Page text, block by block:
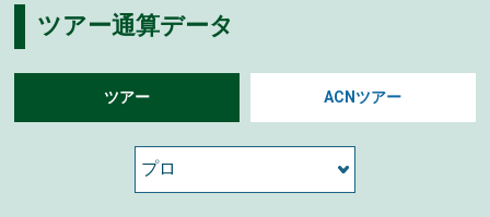
ツアー通算データ
ツアー ACNツアー